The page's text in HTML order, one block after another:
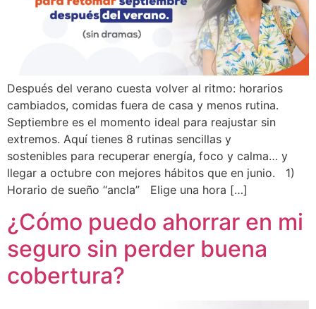
Después del verano cuesta volver al ritmo: horarios
cambiados, comidas fuera de casa y menos rutina.
Septiembre es el momento ideal para reajustar sin
extremos. Aquí tienes 8 rutinas sencillas y
sostenibles para recuperar energía, foco y calma… y
llegar a octubre con mejores hábitos que en junio. 1)
Horario de sueño “ancla” Elige una hora […]
¿Cómo puedo ahorrar en mi
seguro sin perder buena
cobertura?